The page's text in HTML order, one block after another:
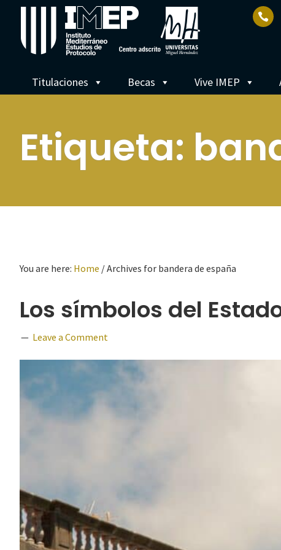
Titulaciones Becas Vive IMEP
Etiqueta:
You are here: Home /Archives for bandera de españa
Los símbolos del
Leave a Comment